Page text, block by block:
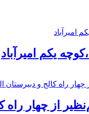
یکم امیرآباد
از چهار راه كالج